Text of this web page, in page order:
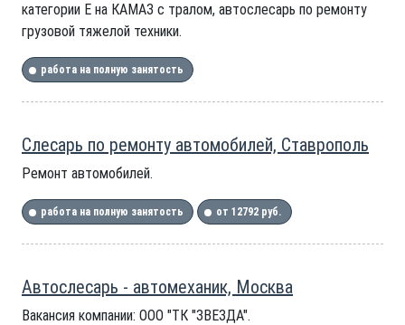
категории Е на КАМАЗ с тралом, автослесарь по ремонту
грузовой тяжелой техники.
работа на полную занятость
Слесарь по ремонту автомобилей, Ставрополь
Ремонт автомобилей.
работа на полную занятость от 12792 руб.
Автослесарь - автомеханик, Москва
Вакансия компании: ООО "ТК "ЗВЕЗДА".